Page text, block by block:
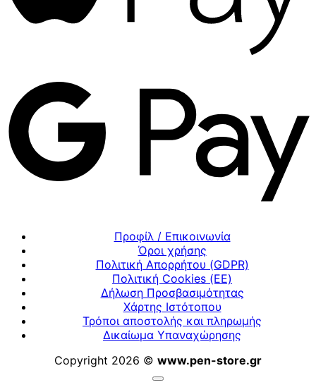
Προφίλ / Επικοινωνία
Όροι χρήσης
Πολιτική Απορρήτου (GDPR)
Πολιτική Cookies (ΕΕ)
Δήλωση Προσβασιμότητας
Χάρτης Ιστότοπου
Τρόποι αποστολής και πληρωμής
Δικαίωμα Υπαναχώρησης
Copyright 2026 © www.pen-store.gr